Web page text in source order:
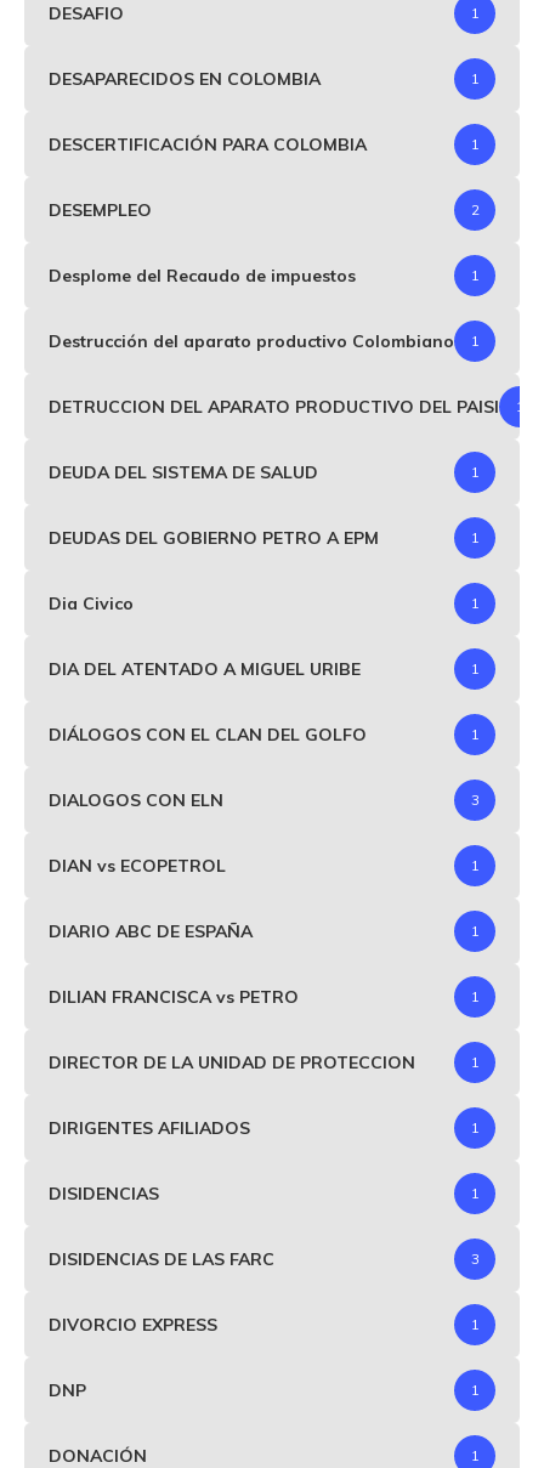
DESAFIO 1
DESAPARECIDOS EN COLOMBIA 1
DESCERTIFICACIÓN PARA COLOMBIA 1
DESEMPLEO 2
Desplome del Recaudo de impuestos 1
Destrucción del aparato productivo Colombiano 1
DETRUCCION DEL APARATO PRODUCTIVO DEL PAISI 1
DEUDA DEL SISTEMA DE SALUD 1
DEUDAS DEL GOBIERNO PETRO A EPM 1
Dia Civico 1
DIA DEL ATENTADO A MIGUEL URIBE 1
DIÁLOGOS CON EL CLAN DEL GOLFO 1
DIALOGOS CON ELN 3
DIAN vs ECOPETROL 1
DIARIO ABC DE ESPAÑA 1
DILIAN FRANCISCA vs PETRO 1
DIRECTOR DE LA UNIDAD DE PROTECCION 1
DIRIGENTES AFILIADOS 1
DISIDENCIAS 1
DISIDENCIAS DE LAS FARC 3
DIVORCIO EXPRESS 1
DNP 1
DONACIÓN 1